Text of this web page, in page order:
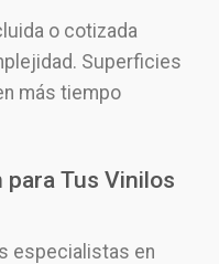
o cotizada
Superficies
más tiempo
para Tus Vinilos
especialistas en